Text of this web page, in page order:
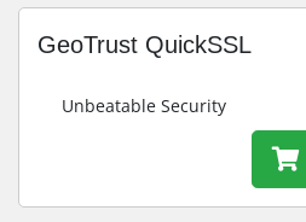
GeoTrust QuickSSL
Unbeatable Security